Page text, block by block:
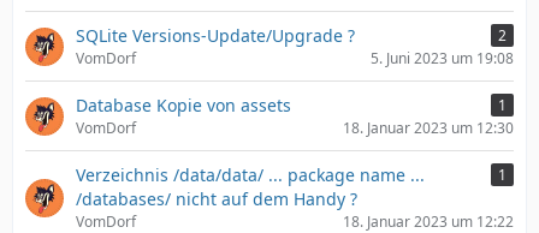
SQLite Versions-Update/Upgrade ?
2
VomDorf
5. Juni 2023 um 19:08
Database Kopie von assets
1
VomDorf
18. Januar 2023 um 12:30
Verzeichnis /data/data/ ... package name ...
/databases/ nicht auf dem Handy ?
1
VomDorf 18. Januar 2023 um 12:22